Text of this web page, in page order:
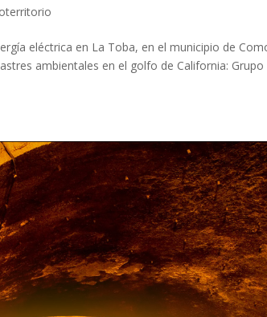
eléctrica en La Toba, en el municipio de
ambientales en el golfo de California: